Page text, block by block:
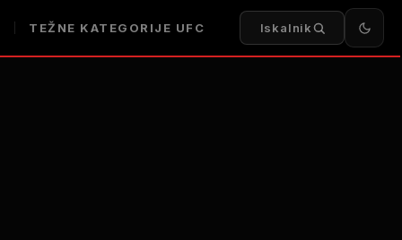
TEŽNE KATEGORIJE UFC Iskalnik